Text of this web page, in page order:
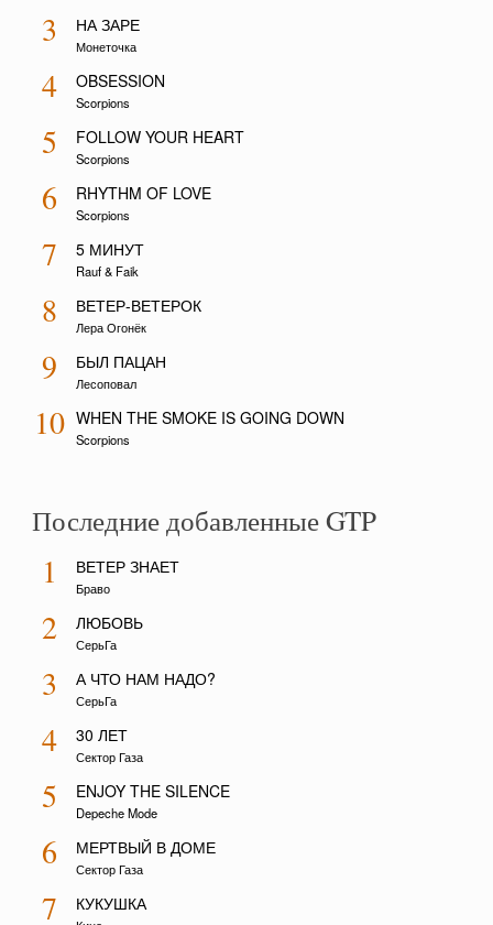
3 НА ЗАРЕ
Монеточка
4 OBSESSION
Scorpions
5 FOLLOW YOUR HEART
Scorpions
6 RHYTHM OF LOVE
Scorpions
7 5 МИНУТ
Rauf & Faik
8 ВЕТЕР-ВЕТЕРОК
Лера Огонёк
9 БЫЛ ПАЦАН
Лесоповал
10 WHEN THE SMOKE IS GOING DOWN
Scorpions
Последние добавленные GTP
1 ВЕТЕР ЗНАЕТ
Браво
2 ЛЮБОВЬ
СерьГа
3 А ЧТО НАМ НАДО?
СерьГа
4 30 ЛЕТ
Сектор Газа
5 ENJOY THE SILENCE
Depeche Mode
6 МЕРТВЫЙ В ДОМЕ
Сектор Газа
7 КУКУШКА